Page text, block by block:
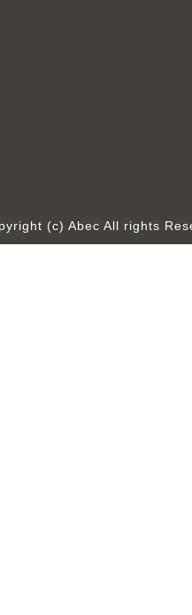
(c) Abec All rights